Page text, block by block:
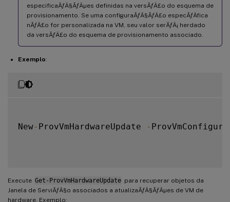
especificaÃƒÂ§ÃƒÂµes definidas na versÃƒÂ£o do esquema de
provisionamento. Se uma configuraÃƒÂ§ÃƒÂ£o especÃƒÂ­fica
nÃƒÂ£o for personalizada na VM, seu valor serÃƒÂ¡ herdado
da versÃƒÂ£o do esquema de provisionamento associado.
Exemplo:
New- ProvVmHardwareUpdate -
Execute Get-ProvVmHardwareUpdate para recuperar objetos da
Janela de ServiÃƒÂ§o associados a atualizaÃƒÂ§ÃƒÂµes de VM de
hardware. Exemplo: